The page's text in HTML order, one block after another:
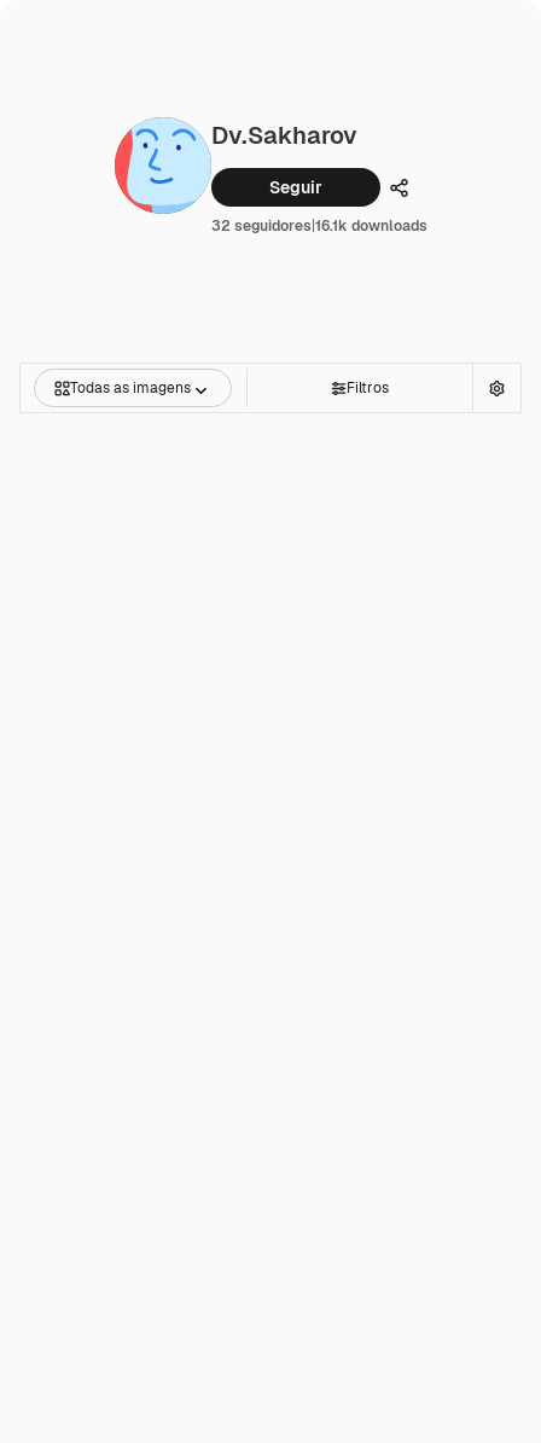
Dv.sakharov
Seguir Compartilhar
32 seguidores|16.1k downloads
Todas as imagens Filtros